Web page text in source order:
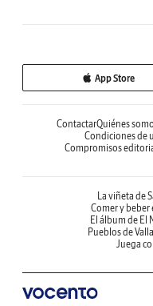
App Store
ContactarQuiénes
Condiciones de
Compromisos
La viñeta de
Comer y beber
El álbum de El
Pueblos de
Juega